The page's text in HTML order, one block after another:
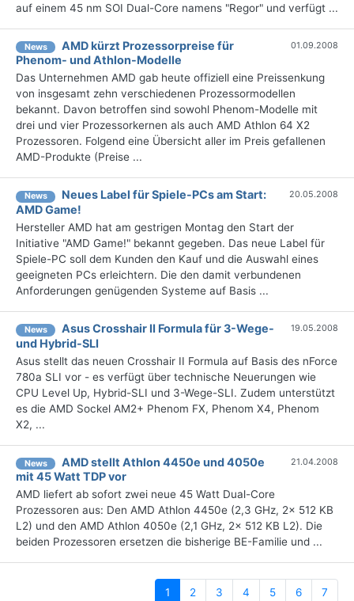
auf einem 45 nm SOI Dual-Core namens "Regor" und verfügt ...
News
AMD kürzt Prozessorpreise für
Phenom- und Athlon-Modelle
01.09.2008
Das Unternehmen AMD gab heute offiziell eine Preissenkung
von insgesamt zehn verschiedenen Prozessormodellen
bekannt. Davon betroffen sind sowohl Phenom-Modelle mit
drei und vier Prozessorkernen als auch AMD Athlon 64 X2
Prozessoren. Folgend eine Übersicht aller im Preis gefallenen
AMD-Produkte (Preise ...
News
Neues Label für Spiele-PCs am Start:
AMD Game!
20.05.2008
Hersteller AMD hat am gestrigen Montag den Start der
Initiative "AMD Game!" bekannt gegeben. Das neue Label für
Spiele-PC soll dem Kunden den Kauf und die Auswahl eines
geeigneten PCs erleichtern. Die den damit verbundenen
Anforderungen genügenden Systeme auf Basis ...
News
Asus Crosshair II Formula für 3-Wege-
und Hybrid-SLI
19.05.2008
Asus stellt das neuen Crosshair II Formula auf Basis des nForce
780a SLI vor - es verfügt über technische Neuerungen wie
CPU Level Up, Hybrid-SLI und 3-Wege-SLI. Zudem unterstützt
es die AMD Sockel AM2+ Phenom FX, Phenom X4, Phenom
X2, ...
News
AMD stellt Athlon 4450e und 4050e
mit 45 Watt TDP vor
21.04.2008
AMD liefert ab sofort zwei neue 45 Watt Dual-Core
Prozessoren aus: Den AMD Athlon 4450e (2,3 GHz, 2x 512 KB
L2) und den AMD Athlon 4050e (2,1 GHz, 2x 512 KB L2). Die
beiden Prozessoren ersetzen die bisherige BE-Familie und ...
1 (current)
2 3 4 5 6 7